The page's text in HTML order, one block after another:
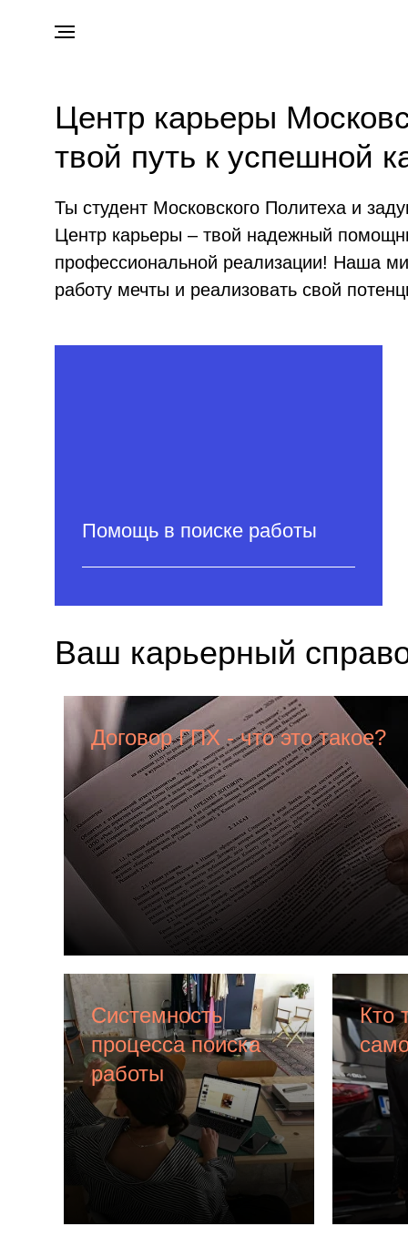
Центр карьеры
твой путь к успешной
Ты студент Московского Политеха и
Центр карьеры – твой надежный
профессиональной реализации! Наша
работу мечты и реализовать свой
Помощь в поиске работы
Ваш карьерный
Договор ГПХ - что это такое?
Системность
процесса поиска
работы
Кто